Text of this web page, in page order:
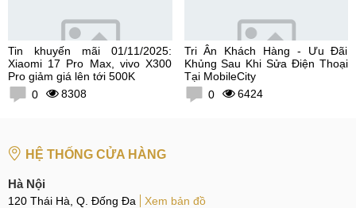
Tin khuyến mãi 01/11/2025:
Xiaomi 17 Pro Max, vivo X300
Pro giảm giá lên tới 500K
0
8308
Tri Ân Khách Hàng - Ưu Đãi
Khủng Sau Khi Sửa Điện Thoại
Tại MobileCity
0
6424
HỆ THỐNG CỬA HÀNG
Hà Nội
120 Thái Hà, Q. Đống Đa
Xem bản đồ